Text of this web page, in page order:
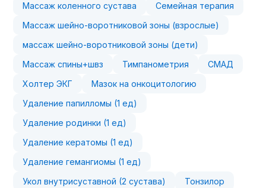
Массаж коленного сустава
Семейная терапия
Массаж шейно-воротниковой зоны (взрослые)
массаж шейно-воротниковой зоны (дети)
Массаж спины+швз
Тимпанометрия
СМАД
Холтер ЭКГ
Мазок на онкоцитологию
Удаление папилломы (1 ед)
Удаление родинки (1 ед)
Удаление кератомы (1 ед)
Удаление гемангиомы (1 ед)
Укол внутрисуставной (2 сустава)
Тонзилор